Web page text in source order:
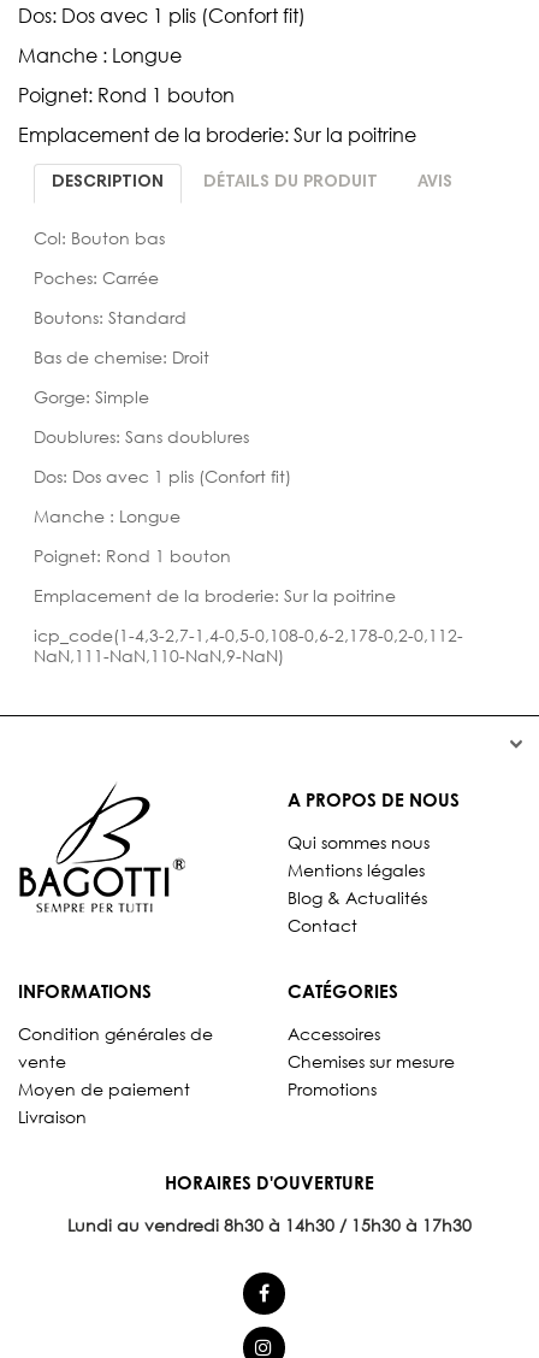
Dos: Dos avec 1 plis (Confort fit)
Manche : Longue
Poignet: Rond 1 bouton
Emplacement de la broderie: Sur la poitrine
DESCRIPTION DÉTAILS DU PRODUIT AVIS
Col: Bouton bas
Poches: Carrée
Boutons: Standard
Bas de chemise: Droit
Gorge: Simple
Doublures: Sans doublures
Dos: Dos avec 1 plis (Confort fit)
Manche : Longue
Poignet: Rond 1 bouton
Emplacement de la broderie: Sur la poitrine
icp_code(1-4,3-2,7-1,4-0,5-0,108-0,6-2,178-0,2-0,112-
NaN,111-NaN,110-NaN,9-NaN)


A PROPOS DE NOUS
Qui sommes nous
Mentions légales
Blog & Actualités
Contact
INFORMATIONS
Condition générales de
vente
Moyen de paiement
Livraison
CATÉGORIES
Accessoires
Chemises sur mesure
Promotions
HORAIRES D'OUVERTURE
Lundi au vendredi 8h30 à 14h30 / 15h30 à 17h30